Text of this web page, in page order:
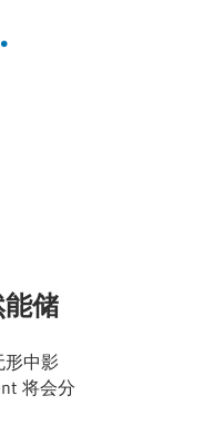
储
形中影
将会分